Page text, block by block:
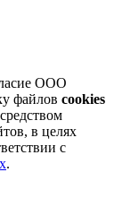
ООО
файлов cookies
в целях
с
.